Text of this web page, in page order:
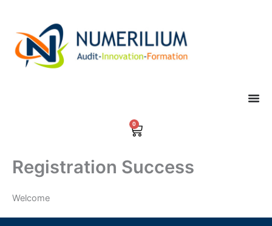
contenu
0
Panier
Registration Success
Welcome